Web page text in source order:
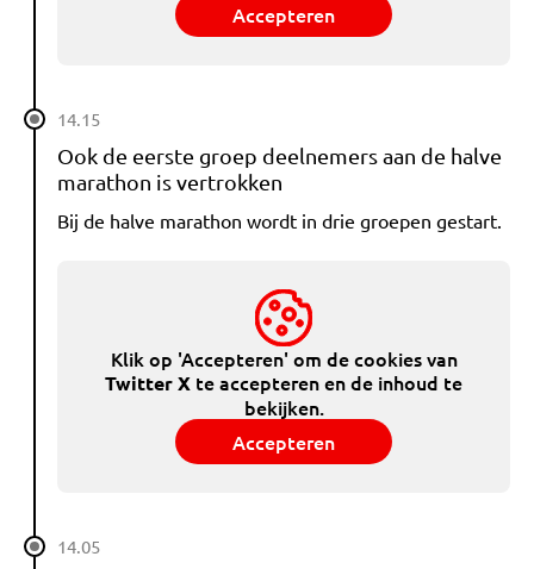
Accepteren
14.15
Ook de eerste groep deelnemers aan de halve
marathon is vertrokken
Bij de halve marathon wordt in drie groepen gestart.
Klik op 'Accepteren' om de cookies van
Twitter X te accepteren en de inhoud te
bekijken.
Accepteren
14.05